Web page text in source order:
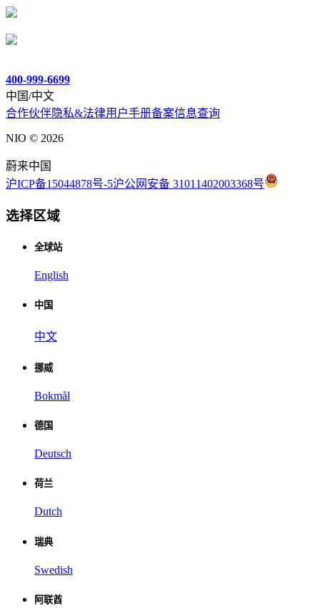
400-999-6699
中国/中文
合作伙伴隐私&法律用户手册备案信息查询
NIO © 2026
蔚来中国
沪ICP备15044878号-5沪公网安备 31011402003368号
选择区域
全球站
English
中国
中文
挪威
Bokmål
德国
Deutsch
荷兰
Dutch
瑞典
Swedish
阿联酋